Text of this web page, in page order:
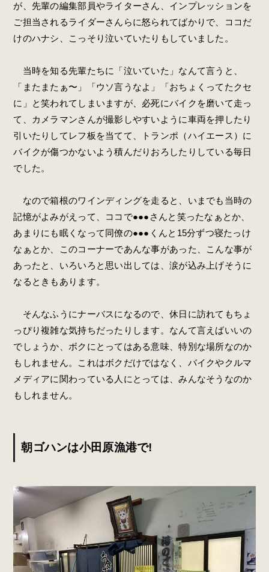
が、先輩の編集部員やライターさん、インプレッションを
ご担当されるライダーさんらに怒られてばかりで、ココだ
けのハナシ、こっそり泣いていたりもしていました。
当時を知る先輩たちに「泣いていた」なんて言うと、
「またまたぁ〜」「ウソ言うなよ」「おちょくってたクセ
に」と笑われてしまいますが、必死にバイクを磨いて走っ
て、カメラマンさんが撮影しやすいように車両を押したり
引いたりしてレフ板を当てて、トランポ（ハイエース）に
バイクが傷つかないよう積んだりおろしたりしている毎日
でした。
なので箱根のワインディングを走ると、いまでも当時の
記憶がよみがえって、ココで●●●さんと笑ったなぁとか、
あまりにも眠くなって同僚の●●●くんと15分ずつ寝たっけ
なぁとか、このコーナーであんな事があった、こんな事が
あったと、いろいろと思い出しては、涙が込み上げそうに
なるときもあります。
そんなふうにナーバスになるので、休日に訪れてもちょ
っぴり複雑な気持ちだったりします。なんて言えばいいの
でしょうか、ボクにとってはある意味、特別な場所なのか
もしれません。これはボクだけではなく、バイクやクルマ
メディアに関わっている人にとっては、みんなそうなのか
もしれません。
朝ゴハンは小田原漁港で!